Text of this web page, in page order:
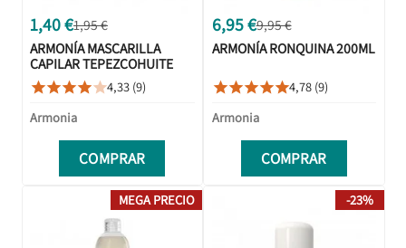
1,40 €1,95 €
ARMONÍA MASCARILLA
CAPILAR TEPEZCOHUITE
KERATINA 1 SOBRE
4,33 (9)
Armonia
COMPRAR
6,95 €9,95 €
ARMONÍA RONQUINA 200ML
4,78 (9)
Armonia
COMPRAR
MEGA PRECIO -23%